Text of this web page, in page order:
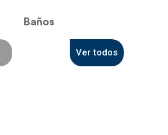
Baños
Ver todos